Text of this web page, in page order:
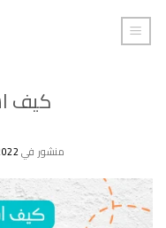
تخطي
للمحتوى
كيف
منشور في08-14